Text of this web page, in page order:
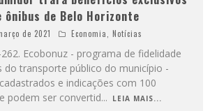
de Belo Horizonte
de 2021 Economia, Notícias
Ecobonuz - programa de fidelidade
do transporte público do município -
e indicações com 100
podem ser convertid... LEIA MAIS...